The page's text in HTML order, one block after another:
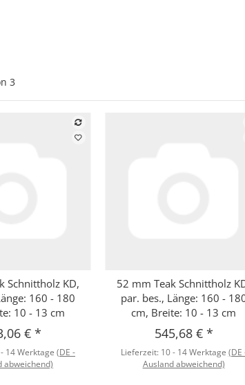
3
Schnittholz KD,
160 - 180
10 - 13 cm
€*
14 Werktage(DE -
abweichend)
Schnellkauf
52 mm Teak Schnittholz
par. bes., Länge: 160 -
cm, Breite: 10 - 13 cm
545,68 € *
Lieferzeit: 10 - 14 Werktage (DE
Ausland abweichend)